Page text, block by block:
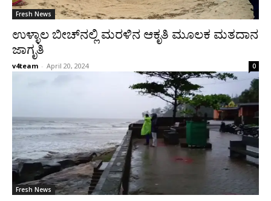
Fresh News
ಉಳ್ಳಾಲ ಬೀಚ್‌ನಲ್ಲಿ ಮರಳಿನ ಆಕೃತಿ ಮೂಲಕ ಮತದಾನ
ಜಾಗೃತಿ
v4team - April 20, 2024 0
Fresh News